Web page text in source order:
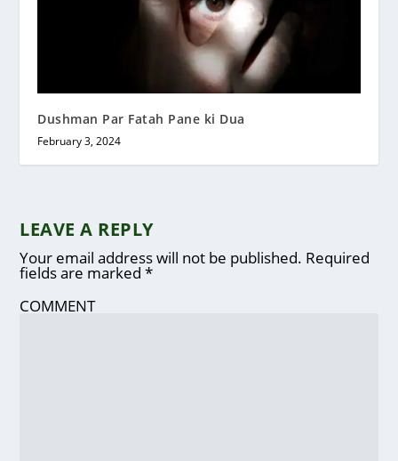
Dushman Par Fatah Pane ki Dua
February 3, 2024
LEAVE A REPLY
Your email address will not be published. Required
fields are marked*
COMMENT